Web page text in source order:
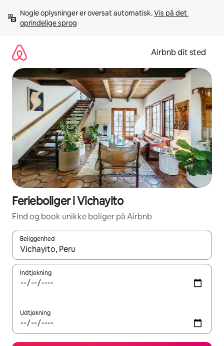
videre
Nogle oplysninger er oversat automatisk. Vis på det
oprindelige sprog
Airbnb dit sted
Ferieboliger i Vichayito
Find og book unikke boliger på Airbnb
Beliggenhed
Når resultaterne er tilgængelige, skal du navigere med
Indtjekning
Udtjekning